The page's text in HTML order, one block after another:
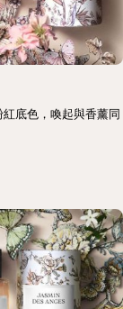
底色，喚起與香薰同